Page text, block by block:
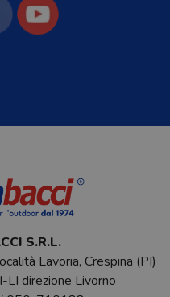
S.R.L.
Lavoria, Crespina (PI)
LI direzione Livorno